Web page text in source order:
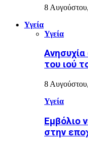
8
Υγεία
Υγεία
του ιού
8
Υγεία
Εµβόλιο
στην